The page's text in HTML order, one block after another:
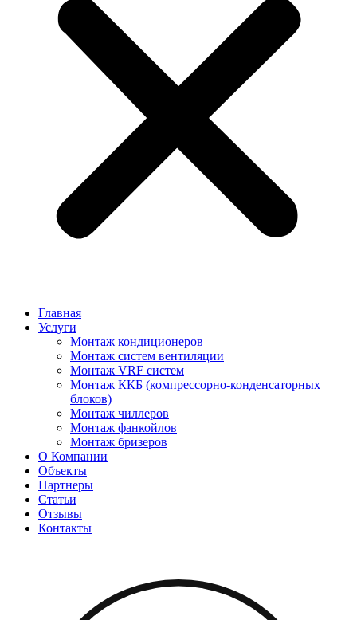
Главная
Услуги
Монтаж кондиционеров
Монтаж cистем вентиляции
Монтаж VRF систем
Монтаж ККБ (компрессорно-конденсаторных
блоков)
Монтаж чиллеров
Монтаж фанкойлов
Монтаж бризеров
О Компании
Объекты
Партнеры
Статьи
Отзывы
Контакты